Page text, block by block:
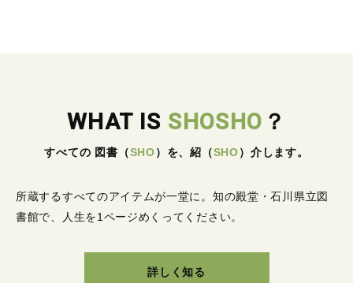
WHAT IS SHOSHO ？
すべての 図書 （SHO） を、紹 （SHO） 介します。
所蔵するすべてのアイテムが一堂に。 知の殿堂・石川県立図
書館で、人生を1ページめくってください。
詳しく知る